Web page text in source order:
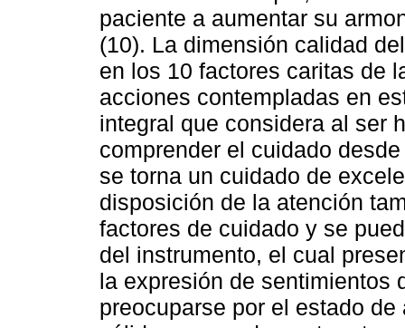
paciente a aumentar su
(10). La dimensión calidad
en los 10 factores caritas de
acciones contempladas en
integral que considera al ser
comprender el cuidado
se torna un cuidado de
disposición de la atención
factores de cuidado y se
del instrumento, el cual
la expresión de sentimientos
preocuparse por el estado